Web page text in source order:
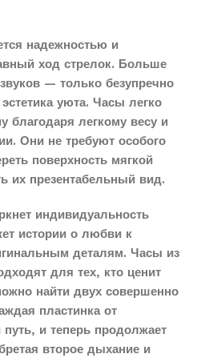
надежностью и
ход стрелок. Больше
— только безупречно
уюта. Часы легко
благодаря легкому весу и
Они не требуют особого
поверхность мягкой
их презентабельный вид.
индивидуальность
истории о любви к
деталям. Часы из
для тех, кто ценит
найти двух совершенно
пластинка от
и теперь продолжает
второе дыхание и